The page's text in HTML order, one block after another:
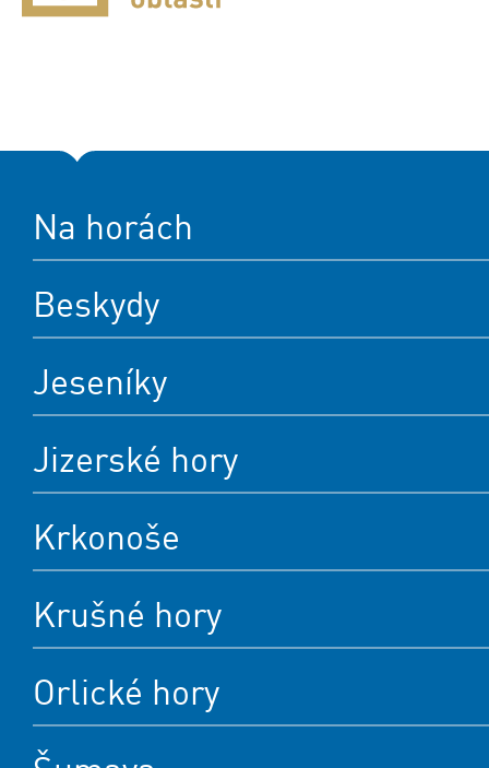
Na horách
Beskydy
Jeseníky
Jizerské hory
Krkonoše
Krušné hory
Orlické hory